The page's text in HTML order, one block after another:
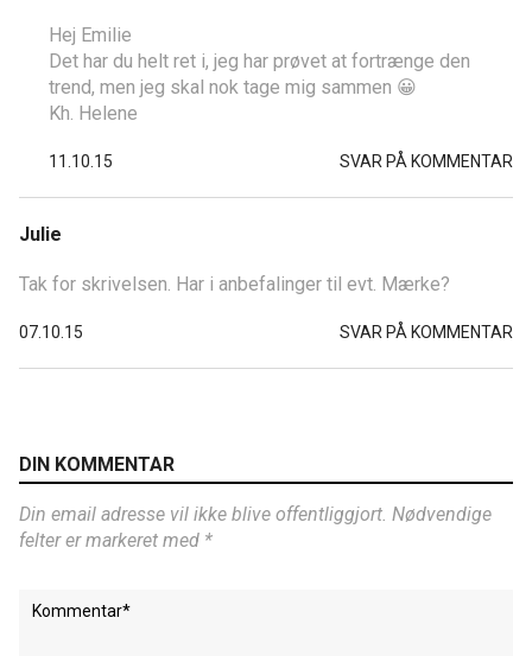
Hej Emilie
Det har du helt ret i, jeg har prøvet at fortrænge den
trend, men jeg skal nok tage mig sammen 😀
Kh. Helene
11.10.15 SVAR PÅ KOMMENTAR
Julie
Tak for skrivelsen. Har i anbefalinger til evt. Mærke?
07.10.15 SVAR PÅ KOMMENTAR
DIN KOMMENTAR
Din email adresse vil ikke blive offentliggjort. Nødvendige
felter er markeret med *